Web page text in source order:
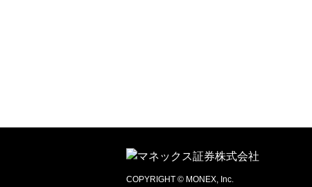
COPYRIGHT © MONEX, Inc.